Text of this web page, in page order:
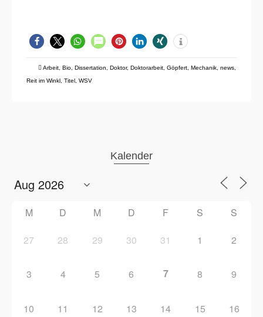
Arbeit Bio Dissertation Doktor, Doktorarbeit Göpfert Mechanik news
Reit im Winkl Titel WSV
Kalender
M D M D F S S
27 28 29 30 31 1 2
3 4 5 6 7 8 9
10 11 12 13 14 15 16